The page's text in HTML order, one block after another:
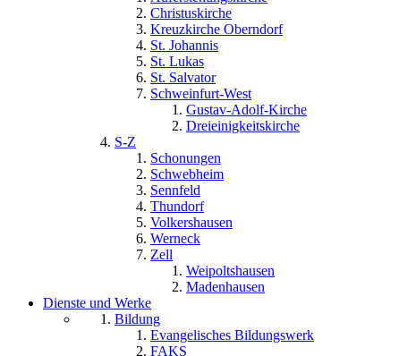
Christuskirche
Kreuzkirche Oberndorf
St. Johannis
St. Lukas
St. Salvator
Schweinfurt-West
Gustav-Adolf-Kirche
Dreieinigkeitskirche
S-Z
Schonungen
Schwebheim
Sennfeld
Thundorf
Volkershausen
Werneck
Zell
Weipoltshausen
Madenhausen
Dienste und Werke
Bildung
Evangelisches Bildungswerk
FAKS